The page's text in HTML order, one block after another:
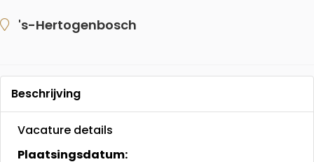
's-Hertogenbosch
Beschrijving
Vacature details
Plaatsingsdatum: